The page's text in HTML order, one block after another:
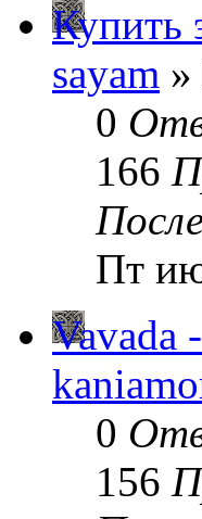
Купить
sayam
0
166
Пт
Vavada
0
156